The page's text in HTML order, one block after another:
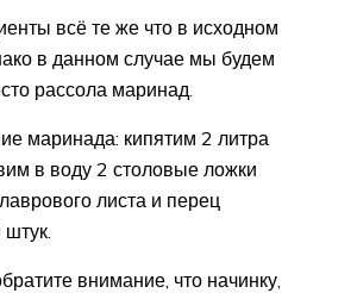
всё те же что в исходном
в данном случае мы будем
рассола маринад.
маринада: кипятим 2 литра
в воду 2 столовые ложки
листа и перец
внимание, что начинку,